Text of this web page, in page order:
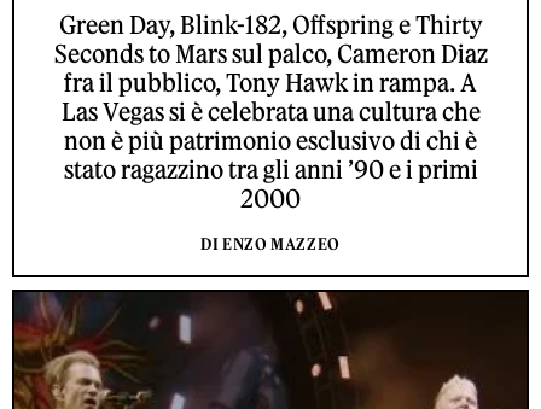
Green Day, Blink-182, Offspring e Thirty
Seconds to Mars sul palco, Cameron Diaz
fra il pubblico, Tony Hawk in rampa. A
Las Vegas si è celebrata una cultura che
non è più patrimonio esclusivo di chi è
stato ragazzino tra gli anni ’90 e i primi
2000
DI ENZO MAZZEO